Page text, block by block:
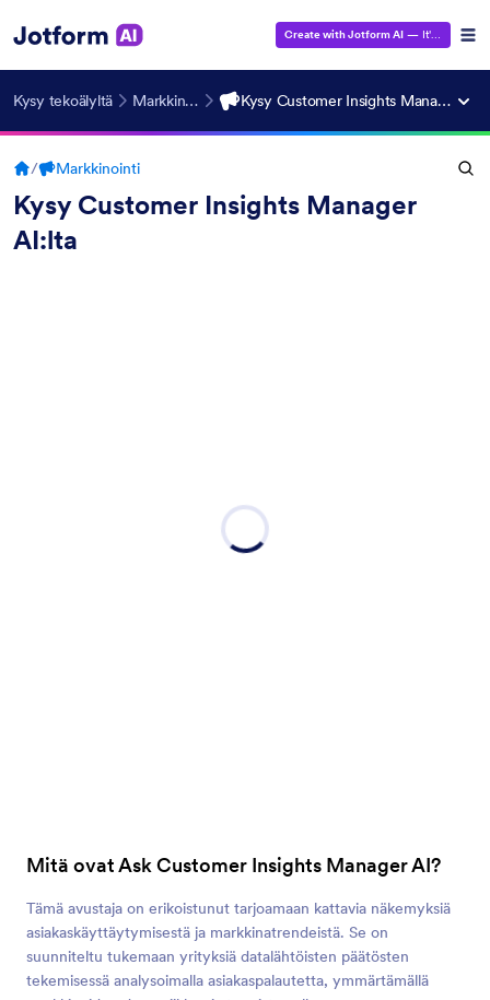
Create with Jotform AI — It's Free!
Kysy tekoälyltä Markkinointi Kysy Customer Insights Manager AI:lta
/ Markkinointi
Kysy Customer Insights Manager
AI:lta
Mitä ovat Ask Customer Insights Manager AI?
Tämä avustaja on erikoistunut tarjoamaan kattavia näkemyksiä
asiakaskäyttäytymisestä ja markkinatrendeistä. Se on
suunniteltu tukemaan yrityksiä datalähtöisten päätösten
tekemisessä analysoimalla asiakaspalautetta, ymmärtämällä